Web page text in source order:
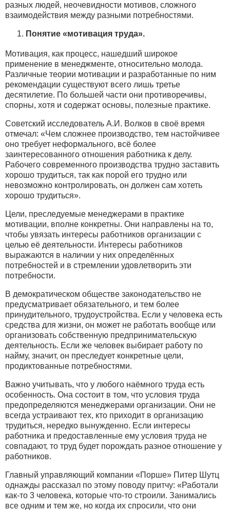
разных людей, неочевидности мотивов, сложного
взаимодействия между разными потребностями.
Понятие «мотивация труда».
Мотивация, как процесс, нашедший широкое
применение в менеджменте, относительно молода.
Различные теории мотивации и разработанные по ним
рекомендации существуют всего лишь третье
десятилетие. По большей части они противоречивы,
спорны, хотя и содержат основы, полезные практике.
Советский исследователь А.И. Волков в своё время
отмечал: «Чем сложнее производство, тем настойчивее
оно требует неформального, всё более
заинтересованного отношения работника к делу.
Рабочего современного производства трудно заставить
хорошо трудиться, так как порой его трудно или
невозможно контролировать, он должен сам хотеть
хорошо трудиться».
Цели, преследуемые менеджерами в практике
мотивации, вполне конкретны. Они направлены на то,
чтобы увязать интересы работников организации с
целью её деятельности. Интересы работников
выражаются в наличии у них определённых
потребностей и в стремлении удовлетворить эти
потребности.
В демократическом обществе законодательство не
предусматривает обязательного, и тем более
принудительного, трудоустройства. Если у человека есть
средства для жизни, он может не работать вообще или
организовать собственную предпринимательскую
деятельность. Если же человек выбирает работу по
найму, значит, он преследует конкретные цели,
продиктованные потребностями.
Важно учитывать, что у любого наёмного труда есть
особенность. Она состоит в том, что условия труда
предопределяются менеджерами организации. Они не
всегда устраивают тех, кто приходит в организацию
трудиться, нередко вынужденно. Если интересы
работника и предоставленные ему условия труда не
совпадают, то труд будет порождать разное отношение у
работников.
Главный управляющий компании «Порше» Питер Шутц
однажды рассказал по этому поводу притчу: «Работали
как-то 3 человека, которые что-то строили. Занимались
все одним и тем же, но когда их спросили, что они